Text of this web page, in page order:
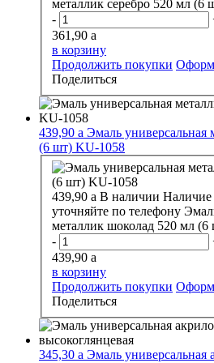
металлик серебро 520 мл (6
-
361,90 a
в корзину
Продолжить покупки
Поделиться
439,90 a Эмаль универсальная
(6 шт) KU-1058
439,90 a В наличии Наличие
уточняйте по телефону
металлик шоколад 520 мл
-
439,90 a
в корзину
Продолжить покупки
Поделиться
345,30 a Эмаль универсальная